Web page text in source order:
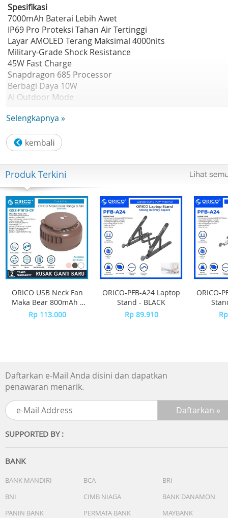
Spesifikasi
7000mAh Baterai Lebih Awet
IP69 Pro Proteksi Tahan Air Tertinggi
Layar AMOLED Terang Maksimal 4000nits
Military-Grade Shock Resistance
45W Fast Charge
Snapdragon 685 Processor
Berbagi Daya 10W
AI Outdoor Mode
Speaker UltraBoom 400%
Desain Bulu yang Ringan
RAM hingga 8GB
ROM 256GB
RAM Dinamis
realme UI
Selengkapnya »
Produk Terkini
ORICO USB Neck Fan
Maka Bear 800mAh -
GXZ-F1013 - BROWN
Rp 113.000
ORICO-PFB-A24 Laptop
Stand - BLACK
Rp 89.910
ORICO-
Daftarkan e-Mail Anda disini dan dapatkan
penawaran menarik.
SUPPORTED BY :
BANK
BANK MANDIRI BCA
BRI
BNI
CIMB NIAGA
BANK DANAMON
PANIN BANK
PERMATA BANK
MAYBANK